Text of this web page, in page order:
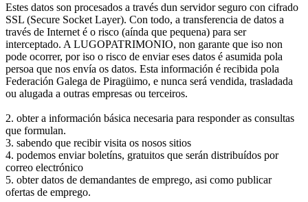
Estes datos son procesados a través dun servidor seguro con cifrado
SSL (Secure Socket Layer). Con todo, a transferencia de datos a
través de Internet é o risco (aínda que pequena) para ser
interceptado. A LUGOPATRIMONIO, non garante que iso non
pode ocorrer, por iso o risco de enviar eses datos é asumida pola
persoa que nos envía os datos. Esta información é recibida pola
Federación Galega de Piragüimo, e nunca será vendida, trasladada
ou alugada a outras empresas ou terceiros.
2. obter a información básica necesaria para responder as consultas
que formulan.
3. sabendo que recibir visita os nosos sitios
4. podemos enviar boletíns, gratuitos que serán distribuídos por
correo electrónico
5. obter datos de demandantes de emprego, asi como publicar
ofertas de emprego.